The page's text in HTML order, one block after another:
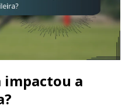
impactou a